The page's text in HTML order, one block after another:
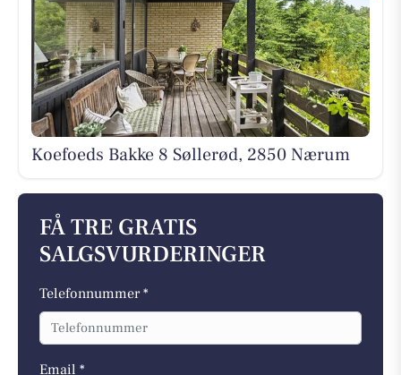
Koefoeds Bakke 8 Søllerød, 2850 Nærum
FÅ TRE GRATIS
SALGSVURDERINGER
Telefonnummer *
Email *